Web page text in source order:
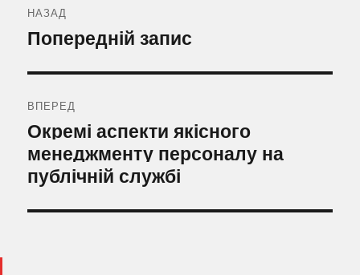
записів
НАЗАД
Попередній
запис:
Попередній запис
ВПЕРЕД
Наступний
запис:
Окремі аспекти якісного
менеджменту персоналу на
публічній службі